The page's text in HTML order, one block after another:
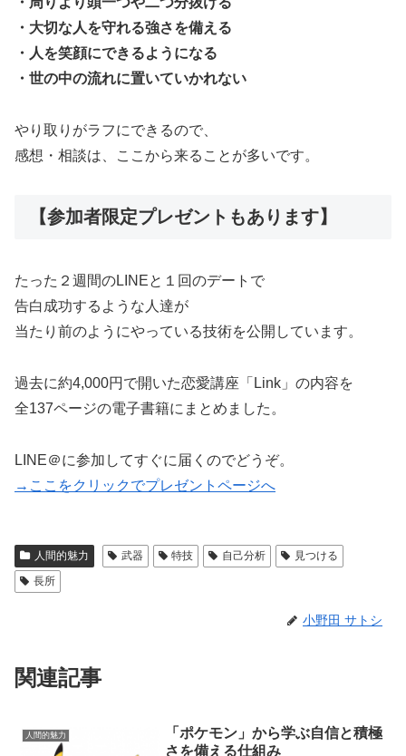
・大切な人を守れる強さを備える
・人を笑顔にできるようになる
・世の中の流れに置いていかれない
やり取りがラフにできるので、
感想・相談は、ここから来ることが多いです。
【参加者限定プレゼントもあります】
たった２週間のLINEと１回のデートで
告白成功するような人達が
当たり前のようにやっている技術を公開しています。
過去に約4,000円で開いた恋愛講座「Link」の内容を
全137ページの電子書籍にまとめました。
LINE＠に参加してすぐに届くのでどうぞ。
→ここをクリックでプレゼントページへ
人間的魅力 武器 特技 自己分析
見つける
長所
小野田 サトシ
関連記事
人間的魅力
「ポケモン」から学ぶ自信と積極
さを備える仕組み